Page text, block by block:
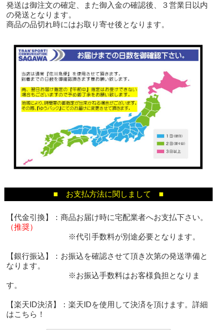
発送は御注文の確定、また御入金の確認後、３営業日以内
の発送となります。
商品の品切れ時にはお取り寄せ後となります。
■ お支払方法に関しまして ■
【代金引換】：商品お届け時に宅配業者へお支払下さい。
（推奨）
※代引手数料が別途必要となります。
【銀行振込】：お振込を確認させて頂き次第の発送準備と
なります。
※お振込手数料はお客様負担となりま
す。
【楽天ID決済】：楽天IDを使用して決済を頂けます。詳細
はこちら！